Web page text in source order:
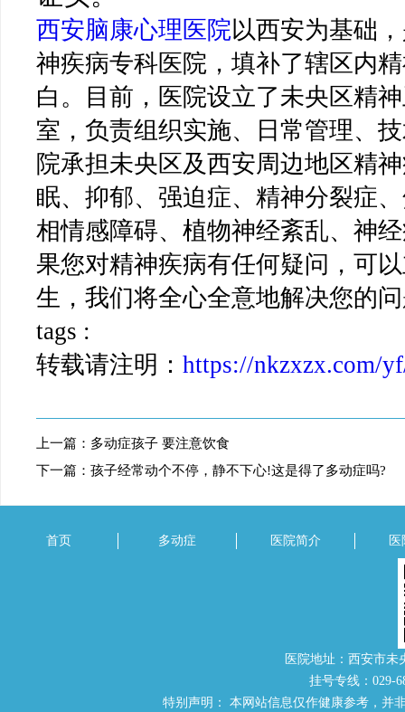
西安脑康心理医院以西安为基础
神疾病专科医院，填补了辖区内
白。目前，医院设立了未央区精
室，负责组织实施、日常管理、
院承担未央区及西安周边地区精
眠、抑郁、强迫症、精神分裂症
相情感障碍、植物神经紊乱、神
果您对精神疾病有任何疑问，可
生，我们将全心全意地解决您的
tags :
转载请注明： https://nkzxzx.com/
上一篇： 多动症孩子 要注意饮食
下一篇： 孩子经常动个不停，静不下心!这是得了多动症吗?
首页 多动症 医院简介
医院地址：西安市
挂号专线：029-
特别声明： 本网站信息仅作健康参考，并